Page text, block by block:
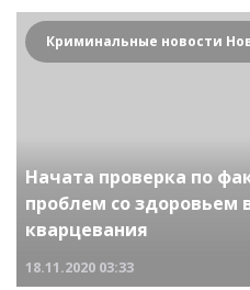
Начата проверка по
проблем со здоровьем
кварцевания
18.11.2020 03:33